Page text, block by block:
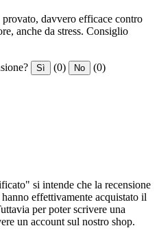
davvero efficace contro
anche da stress. Consiglio
Sì (0) No (0)
si intende che la recensione
effettivamente acquistato il
per poter scrivere una
un account sul nostro shop.